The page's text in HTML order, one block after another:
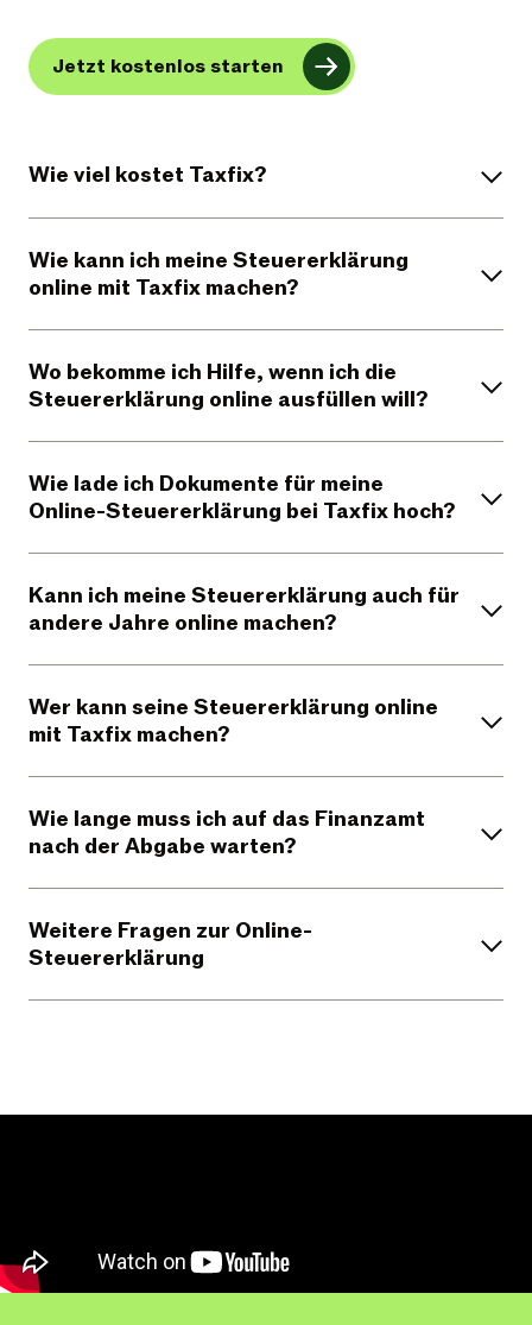
Jetzt kostenlos starten
Wie viel kostet Taxfix?
Wie kann ich meine Steuererklärung
online mit Taxfix machen?
Wo bekomme ich Hilfe, wenn ich die
Steuererklärung online ausfüllen will?
Wie lade ich Dokumente für meine
Online-Steuererklärung bei Taxfix hoch?
Kann ich meine Steuererklärung auch für
andere Jahre online machen?
Wer kann seine Steuererklärung online
mit Taxfix machen?
Wie lange muss ich auf das Finanzamt
nach der Abgabe warten?
Weitere Fragen zur Online-
Steuererklärung